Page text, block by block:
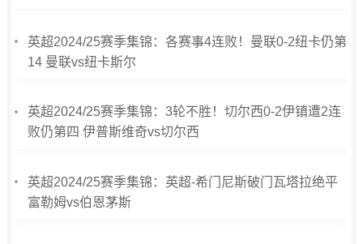
英超2024/25赛季集锦：各赛事4连败！曼联0-2纽卡仍第
14 曼联vs纽卡斯尔
英超2024/25赛季集锦：3轮不胜！切尔西0-2伊镇遭2连
败仍第四 伊普斯维奇vs切尔西
英超2024/25赛季集锦：英超-希门尼斯破门瓦塔拉绝平
富勒姆vs伯恩茅斯